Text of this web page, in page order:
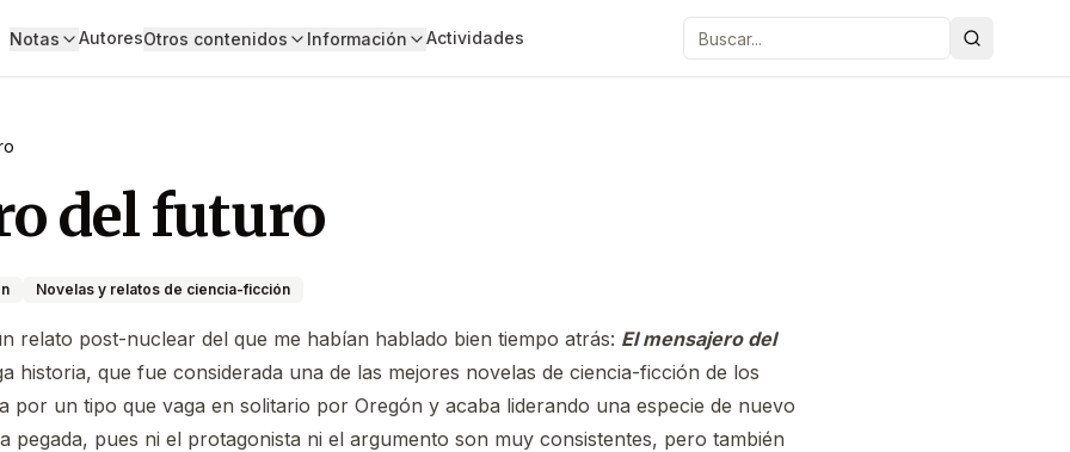
Notas AutoresOtros contenidos Información Actividades Buscar
del futuro
Novelas y relatos de ciencia-ficción
relato post-nuclear del que me habían hablado bien tiempo atrás: El mensajero del
historia, que fue considerada una de las mejores novelas de ciencia-ficción de los
por un tipo que vaga en solitario por Oregón y acaba liderando una especie de nuevo
pegada, pues ni el protagonista ni el argumento son muy consistentes, pero también